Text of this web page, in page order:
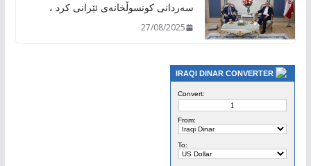
سەردانی کونسوڵخانەی ئێرانی کرد ،
27/08/2025
IRAQI DINAR CONVERTER